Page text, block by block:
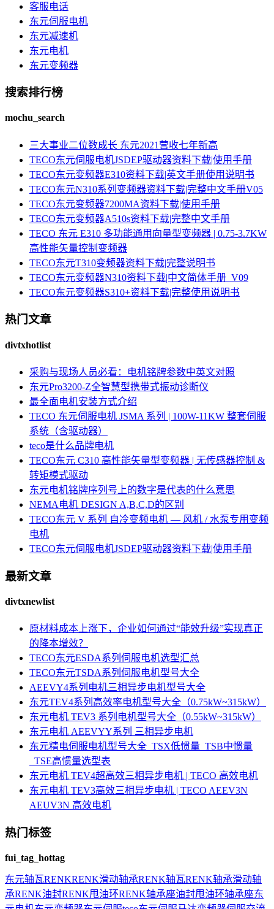
客服电话
东元伺服电机
东元减速机
东元电机
东元变频器
搜索排行榜
mochu_search
三大事业二位数成长 东元2021营收七年新高
TECO东元伺服电机JSDEP驱动器资料下载|使用手册
TECO东元变频器E310资料下载|英文手册使用说明书
TECO东元N310系列变频器资料下载|完整中文手册V05
TECO东元变频器7200MA资料下载|使用手册
TECO东元变频器A510s资料下载|完整中文手册
TECO 东元 E310 多功能通用向量型变频器 | 0.75-3.7KW
高性能矢量控制变频器
TECO东元T310变频器资料下载|完整说明书
TECO东元变频器N310资料下载|中文简体手册_V09
TECO东元变频器S310+资料下载|完整使用说明书
热门文章
divtxhotlist
采购与现场人员必看：电机铭牌参数中英文对照
东元Pro3200-Z全智慧型携带式振动诊断仪
最全面电机安装方式介绍
TECO 东元伺服电机 JSMA 系列 | 100W-11KW 整套伺服
系统（含驱动器）
teco是什么品牌电机
TECO东元 C310 高性能矢量型变频器 | 无传感器控制 &
转矩模式驱动
东元电机铭牌序列号上的数字是代表的什么意思
NEMA电机 DESIGN A,B,C,D的区别
TECO东元 V 系列 自冷变频电机 — 风机 / 水泵专用变频
电机
TECO东元伺服电机JSDEP驱动器资料下载|使用手册
最新文章
divtxnewlist
原材料成本上涨下，企业如何通过“能效升级”实现真正
的降本增效？
TECO东元ESDA系列伺服电机选型汇总
TECO东元TSDA系列伺服电机型号大全
AEEVY4系列电机三相异步电机型号大全
东元TEV4系列高效率电机型号大全（0.75kW~315kW）
东元电机 TEV3 系列电机型号大全（0.55kW~315kW）
东元电机 AEEVYY系列 三相异步电机
东元精电伺服电机型号大全_TSX低惯量_TSB中惯量
_TSE高惯量选型表
东元电机 TEV4超高效三相异步电机 | TECO 高效电机
东元电机 TEV3高效三相异步电机 | TECO AEEV3N
AEUV3N 高效电机
热门标签
fui_tag_hottag
东元轴瓦RENKRENK滑动轴承RENK轴瓦RENK轴承滑动轴
承RENK油封RENK甩油环RENK轴承座油封甩油环轴承座东